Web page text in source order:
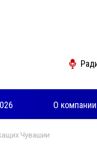
О компании
Чувашии